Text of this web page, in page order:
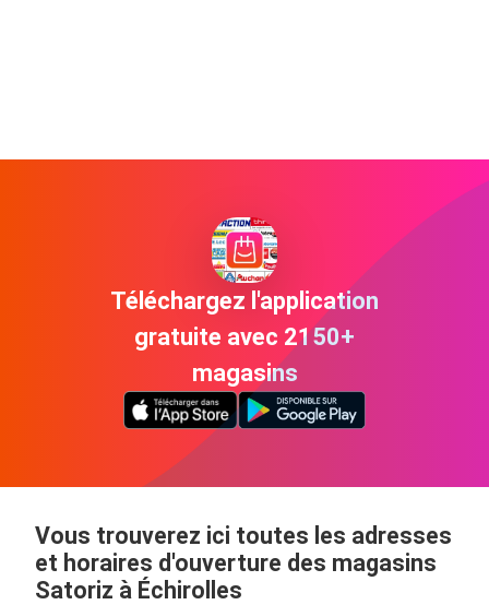
Téléchargez l'application
gratuite avec 2150+
magasins
Vous trouverez ici toutes les adresses
et horaires d'ouverture des magasins
Satoriz à Échirolles